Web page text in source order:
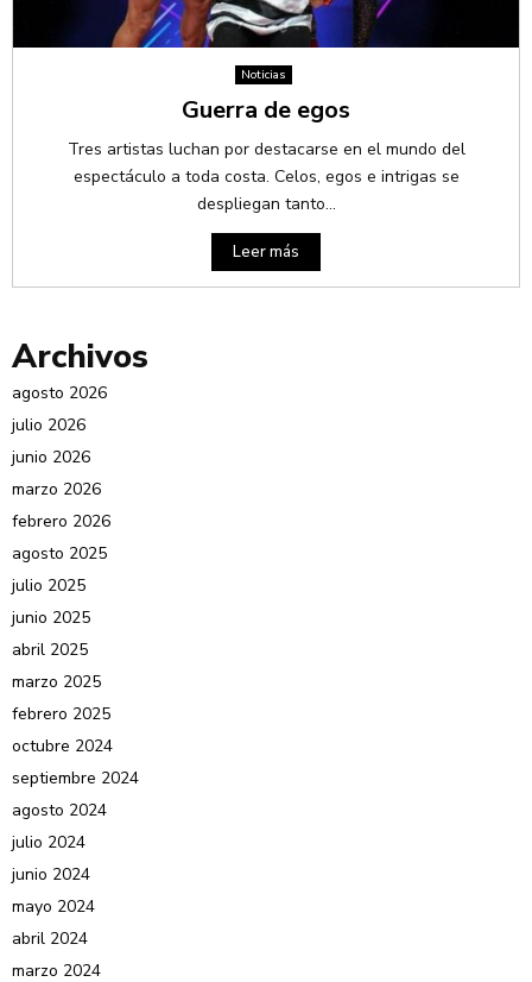
Noticias
Guerra de egos
Tres artistas luchan por destacarse en el mundo del
espectáculo a toda costa. Celos, egos e intrigas se
despliegan tanto...
Leer más
Archivos
agosto 2026
julio 2026
junio 2026
marzo 2026
febrero 2026
agosto 2025
julio 2025
junio 2025
abril 2025
marzo 2025
febrero 2025
octubre 2024
septiembre 2024
agosto 2024
julio 2024
junio 2024
mayo 2024
abril 2024
marzo 2024